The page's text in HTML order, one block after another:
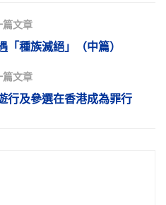
篇文章
種族滅絕」（中篇）
篇文章
行及參選在香港成為罪行